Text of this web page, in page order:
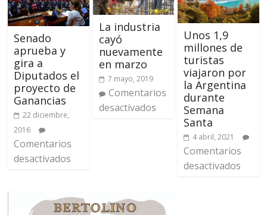
Senado
aprueba y
gira a
Diputados el
proyecto de
Ganancias
22 diciembre,
2016
Comentarios
desactivados
La industria
cayó
nuevamente
en marzo
7 mayo, 2019
Comentarios
desactivados
Unos 1,9
millones de
turistas
viajaron por
la Argentina
durante
Semana
Santa
4 abril, 2021
Comentarios
desactivados